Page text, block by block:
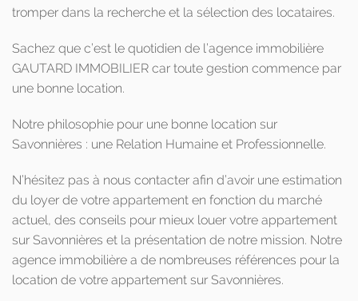
tromper dans la recherche et la sélection des locataires.
Sachez que c’est le quotidien de l’agence immobilière
GAUTARD IMMOBILIER car toute gestion commence par
une bonne location.
Notre philosophie pour une bonne location sur
Savonnières : une Relation Humaine et Professionnelle.
N’hésitez pas à nous contacter afin d’avoir une estimation
du loyer de votre appartement en fonction du marché
actuel, des conseils pour mieux louer votre appartement
sur Savonnières et la présentation de notre mission. Notre
agence immobilière a de nombreuses références pour la
location de votre appartement sur Savonnières.